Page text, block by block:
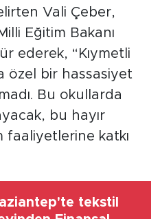
Vali Çeber,
Eğitim Bakanı
ederek, “Kıymetli
özel bir hassasiyet
Bu okullarda
bu hayır
faaliyetlerine katkı
tekstil